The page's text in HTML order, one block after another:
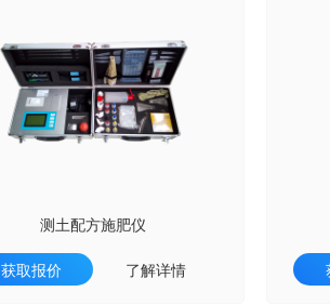
测土配方施肥仪
获取报价 了解详情